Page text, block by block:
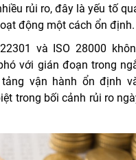
rủi ro, đây là yếu tố
động một cách ổn định.
và ISO 28000
với gián đoạn trong
vận hành ổn định
trong bối cảnh rủi ro